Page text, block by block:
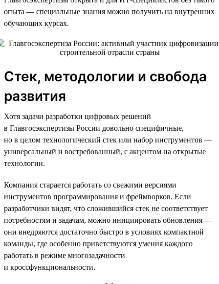
опыта — специальные знания можно получить на внутренних
обучающих курсах.
Стек, методологии и свобода
развития
Хотя задачи разработки цифровых решений
в Главгосэкспертизы России довольно специфичные,
но в целом технологический стек или набор инструментов —
универсальный и востребованный, с акцентом на открытые
технологии.
Компания старается работать со свежими версиями
инструментов программирования и фреймворков. Если
разработчики видят, что сложившийся стек не соответствует
потребностям и задачам, можно инициировать обновления —
они внедряются достаточно быстро в условиях компактной
команды, где особенно приветствуются умения каждого
работать в режиме многозадачности
и кроссфункциональности.